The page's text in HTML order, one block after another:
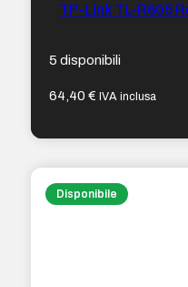
TP-Link TL-R605
5 disponibili
64,40€ IVA inclusa
Disponibile